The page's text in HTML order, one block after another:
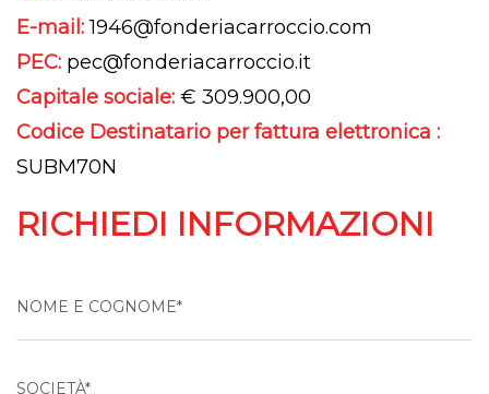
E-mail:1946@fonderiacarroccio.com
PEC: pec@fonderiacarroccio.it
Capitale sociale: € 309.900,00
Codice Destinatario per fattura elettronica :
SUBM70N
RICHIEDI INFORMAZIONI